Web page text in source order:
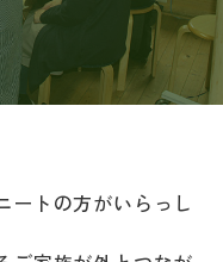
ートの方がいらっし